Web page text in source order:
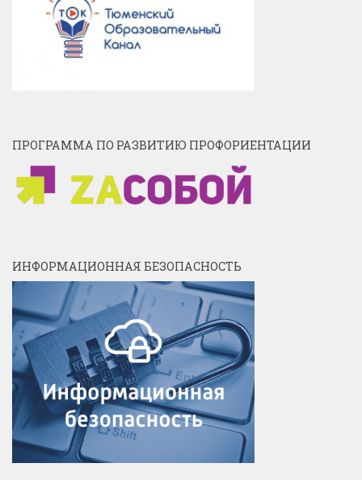
ПРОГРАММА ПО РАЗВИТИЮ ПРОФОРИЕНТАЦИИ
ИНФОРМАЦИОННАЯ БЕЗОПАСНОСТЬ